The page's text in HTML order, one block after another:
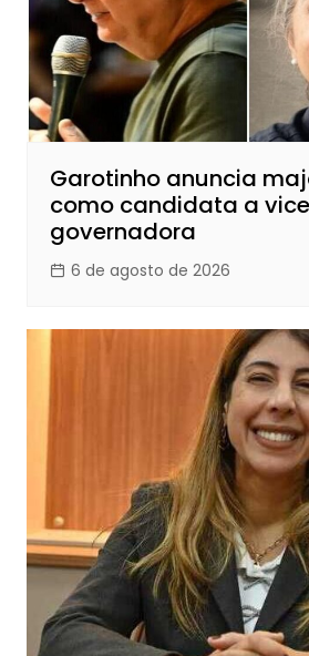
Garotinho anuncia
como candidata a
governadora
6 de agosto de 2026